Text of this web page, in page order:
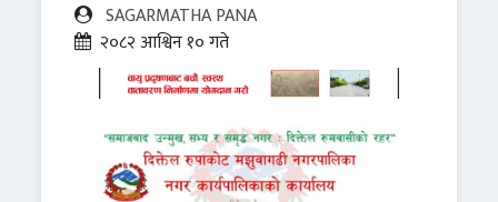
SAGARMATHA PANA
२०८२ आश्विन १० गते